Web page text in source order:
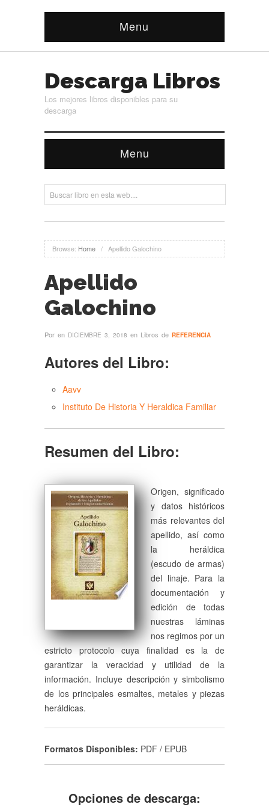
Menu
Descarga Libros
Los mejores libros disponibles para su
descarga
Menu
Browse: Home / Apellido Galochino
Apellido
Galochino
Por en DICIEMBRE 3, 2018 en Libros de REFERENCIA
Autores del Libro:
Aavv
Instituto De Historia Y Heraldica Familiar
Resumen del Libro:
Origen, significado
y datos históricos
más relevantes del
apellido, así como
la heráldica
(escudo de armas)
del linaje. Para la
documentación y
edición de todas
nuestras láminas
nos regimos por un
estricto protocolo cuya finalidad es la de
garantizar la veracidad y utilidad de la
información. Incluye descripción y simbolismo
de los principales esmaltes, metales y piezas
heráldicas.
Formatos Disponibles: PDF / EPUB
Opciones de descarga: